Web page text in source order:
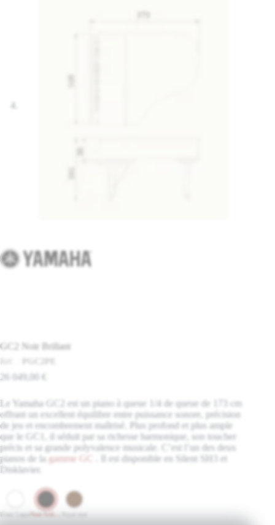
GC2 Noir Brillant
26 049,00 €
Le Yamaha GC2 est un piano à queue 1/4 de queue de 173 cm
offrant un excellent équilibre entre puissance sonore, précision
de jeu et encombrement maîtrisé. Plus profond et plus ample
que le GC1, il séduit par sa richesse harmonique, son toucher
précis et sa grande polyvalence musicale. C’est l’un des deux
pianos de la gamme GC
. Il est disponible en Silent SH3 et
Disklavier.
Blanc Laqué Noyer mat